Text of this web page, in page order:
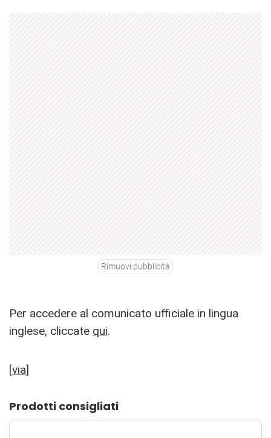
Rimuovi pubblicità
Per accedere al comunicato ufficiale in lingua
inglese, cliccate qui.
[via]
Prodotti consigliati